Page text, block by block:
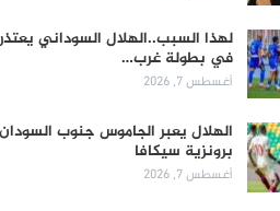
لهذا السبب..الهلال السوداني
في بطولة غرب…
أغسطس 7, 2026
الهلال يعبر الجاموس جنوب
برونزية سيكافا
أغسطس 7, 2026